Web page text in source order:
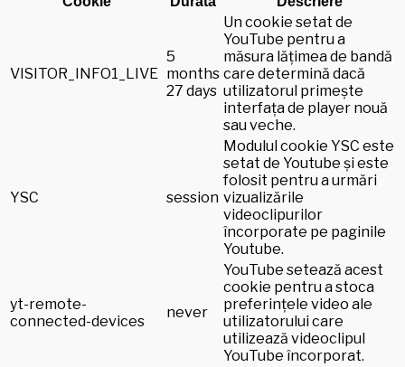
VISITOR_INFO1_LIVE
5
months
27 days
Un cookie setat de
YouTube pentru a
măsura lățimea de bandă
care determină dacă
utilizatorul primește
interfața de player nouă
sau veche.
YSC session
Modulul cookie YSC este
setat de Youtube și este
folosit pentru a urmări
vizualizările
videoclipurilor
încorporate pe paginile
Youtube.
yt-remote-
connected-devices
never
YouTube setează acest
cookie pentru a stoca
preferințele video ale
utilizatorului care
utilizează videoclipul
YouTube încorporat.